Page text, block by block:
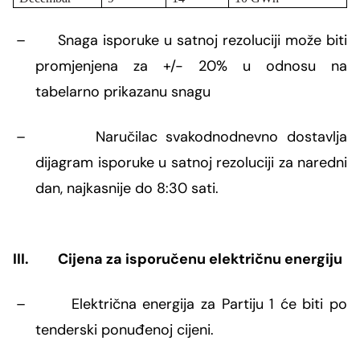
–
Snaga isporuke u satnoj rezoluciji može biti
promjenjena za +/- 20% u odnosu na
tabelarno prikazanu snagu
–
Naručilac svakodnodnevno dostavlja
dijagram isporuke u satnoj rezoluciji za naredni
dan, najkasnije do 8:30 sati.
III. Cijena za isporučenu električnu energiju
–
Električna energija za Partiju 1 će biti po
tenderski ponuđenoj cijeni.